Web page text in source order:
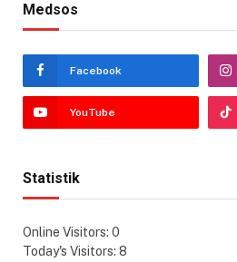
Medsos
Facebook
YouTube
Statistik
Online Visitors: 0
Today's Visitors: 8